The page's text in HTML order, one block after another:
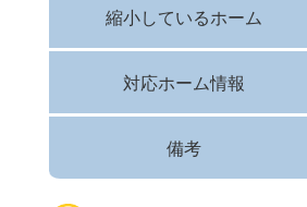
縮小しているホーム
対応ホーム情報
備考